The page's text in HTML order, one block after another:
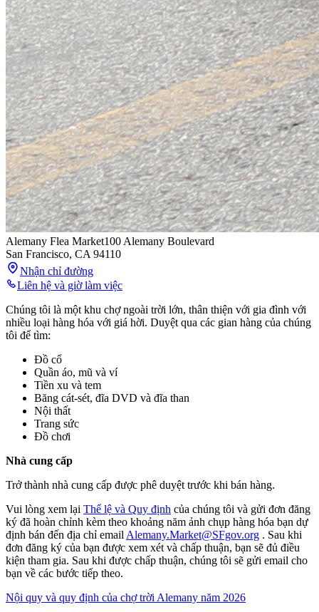
Alemany Flea Market100 Alemany Boulevard
San Francisco, CA 94110
Nhận chỉ đường
Liên hệ và giờ làm việc
Chúng tôi là một khu chợ ngoài trời lớn, thân thiện với gia đình với
nhiều loại hàng hóa với giá hời. Duyệt qua các gian hàng của chúng
tôi để tìm:
Đồ cổ
Quần áo, mũ và ví
Tiền xu và tem
Băng cát-sét, đĩa DVD và đĩa than
Nội thất
Trang sức
Đồ chơi
Nhà cung cấp
Trở thành nhà cung cấp được phê duyệt trước khi bán hàng.
Vui lòng xem lại Thể lệ và Quy định của chúng tôi và gửi đơn đăng
ký đã hoàn chỉnh kèm theo khoảng năm ảnh chụp hàng hóa bạn dự
định bán đến địa chỉ email Alemany.Market@SFgov.org . Sau khi
đơn đăng ký của bạn được xem xét và chấp thuận, bạn sẽ đủ điều
kiện tham gia. Sau khi được chấp thuận, chúng tôi sẽ gửi email cho
bạn về các bước tiếp theo.
Nội quy và quy định của chợ trời Alemany năm 2026